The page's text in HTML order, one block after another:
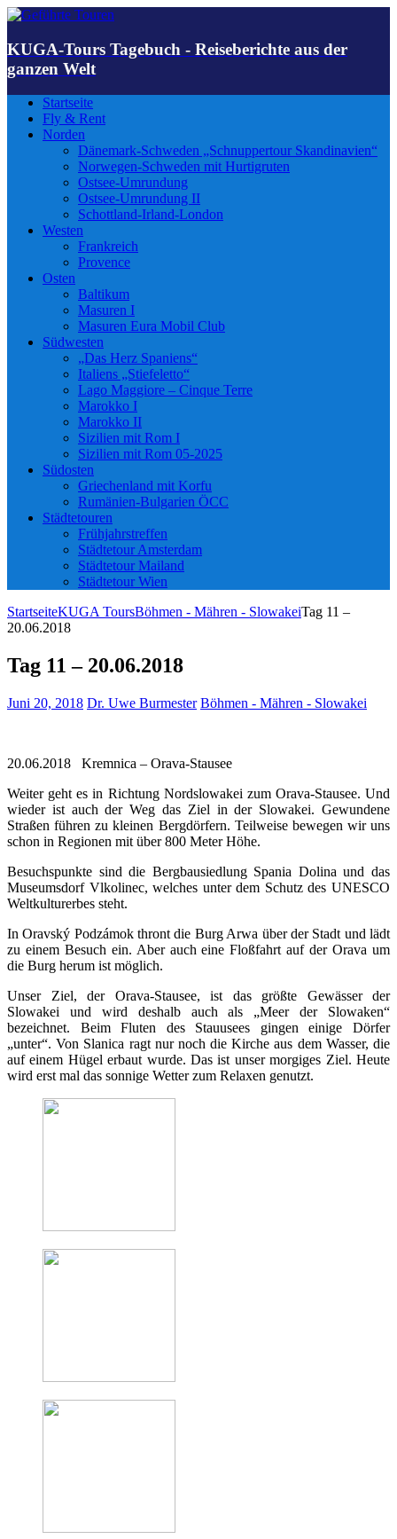
KUGA-Tours Tagebuch - Reiseberichte aus der
ganzen Welt
Startseite
Fly & Rent
Norden
Dänemark-Schweden „Schnuppertour Skandinavien“
Norwegen-Schweden mit Hurtigruten
Ostsee-Umrundung
Ostsee-Umrundung II
Schottland-Irland-London
Westen
Frankreich
Provence
Osten
Baltikum
Masuren I
Masuren Eura Mobil Club
Südwesten
„Das Herz Spaniens“
Italiens „Stiefeletto“
Lago Maggiore – Cinque Terre
Marokko I
Marokko II
Sizilien mit Rom I
Sizilien mit Rom 05-2025
Südosten
Griechenland mit Korfu
Rumänien-Bulgarien ÖCC
Städtetouren
Frühjahrstreffen
Städtetour Amsterdam
Städtetour Mailand
Städtetour Wien
StartseiteKUGA ToursBöhmen - Mähren - SlowakeiTag 11 –
20.06.2018
Tag 11 – 20.06.2018
Juni 20, 2018 Dr. Uwe Burmester Böhmen - Mähren - Slowakei
20.06.2018 Kremnica – Orava-Stausee
Weiter geht es in Richtung Nordslowakei zum Orava-Stausee. Und
wieder ist auch der Weg das Ziel in der Slowakei. Gewundene
Straßen führen zu kleinen Bergdörfern. Teilweise bewegen wir uns
schon in Regionen mit über 800 Meter Höhe.
Besuchspunkte sind die Bergbausiedlung Spania Dolina und das
Museumsdorf Vlkolinec, welches unter dem Schutz des UNESCO
Weltkulturerbes steht.
In Oravský Podzámok thront die Burg Arwa über der Stadt und lädt
zu einem Besuch ein. Aber auch eine Floßfahrt auf der Orava um
die Burg herum ist möglich.
Unser Ziel, der Orava-Stausee, ist das größte Gewässer der
Slowakei und wird deshalb auch als „Meer der Slowaken“
bezeichnet. Beim Fluten des Stauusees gingen einige Dörfer
„unter“. Von Slanica ragt nur noch die Kirche aus dem Wasser, die
auf einem Hügel erbaut wurde. Das ist unser morgiges Ziel. Heute
wird erst mal das sonnige Wetter zum Relaxen genutzt.